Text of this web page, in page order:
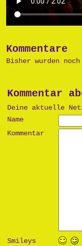
Kommentare
Bisher wurden noch
Kommentar
Deine aktuelle
Name
Kommentar
Smileys